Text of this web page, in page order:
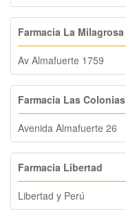
Farmacia La Milagrosa
Av Almafuerte 1759
Farmacia Las Colonias
Avenida Almafuerte 26
Farmacia Libertad
Libertad y Perú